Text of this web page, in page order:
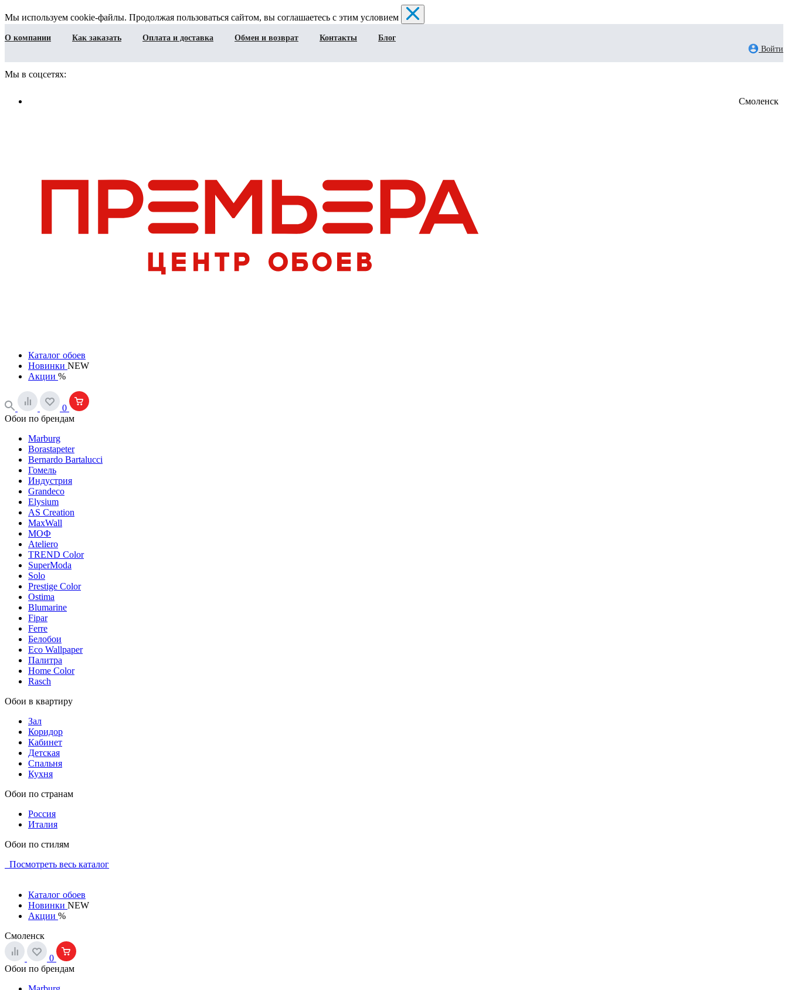
Мы используем cookie-файлы. Продолжая пользоваться сайтом, вы соглашаетесь с этим условием
О компании Как заказать Оплата и доставка Обмен и возврат Контакты
Блог
Войти
Мы в соцсетях:
Смоленск
Каталог обоев
Новинки NEW
Акции %
0
Обои по брендам
Marburg
Borastapeter
Bernardo Bartalucci
Гомель
Индустрия
Grandeco
Elysium
AS Creation
MaxWall
МОФ
Ateliero
TREND Color
SuperModa
Solo
Prestige Color
Ostima
Blumarine
Fipar
Ferre
Белобои
Eco Wallpaper
Палитра
Home Color
Rasch
Обои в квартиру
Зал
Коридор
Кабинет
Детская
Спальня
Кухня
Обои по странам
Россия
Италия
Обои по стилям
Посмотреть весь каталог
Каталог обоев
Новинки NEW
Акции %
Смоленск
0
Обои по брендам